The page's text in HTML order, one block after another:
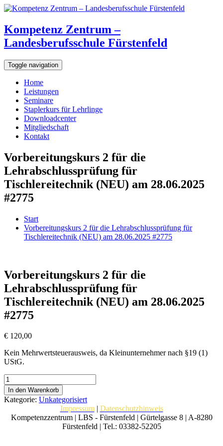
Kompetenz Zentrum –
Landesberufsschule Fürstenfeld
Toggle navigation
Home
Leistungen
Seminare
Staplerkurs für Lehrlinge
Downloadcenter
Mitgliedschaft
Kontakt
Vorbereitungskurs 2 für die
Lehrabschlussprüfung für
Tischlereitechnik (NEU) am 28.06.2025
#2775
Start
Vorbereitungskurs 2 für die Lehrabschlussprüfung für
Tischlereitechnik (NEU) am 28.06.2025 #2775
Vorbereitungskurs 2 für die
Lehrabschlussprüfung für
Tischlereitechnik (NEU) am 28.06.2025
#2775
€ 120,00
Kein Mehrwertsteuerausweis, da Kleinunternehmer nach §19 (1)
UStG.
Vorbereitungskurs
2
für
die
Lehrabschlussprüfung
für
In den Warenkorb
Kategorie: Unkategorisiert
Impressum| Datenschutzhinweis
Kompetenzzentrum | LBS - Fürstenfeld | Gürtelgasse 8 | A-8280
Fürstenfeld | Tel.: 03382-52205